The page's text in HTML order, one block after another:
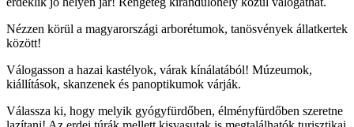
Nézzen körül a magyarországi arborétumok, tanösvények állatkertek
között!
Válogasson a hazai kastélyok, várak kínálatából! Múzeumok,
kiállítások, skanzenek és panoptikumok várják.
Válassza ki, hogy melyik gyógyfürdőben, élményfürdőben szeretne